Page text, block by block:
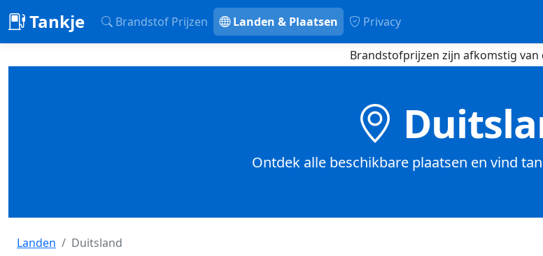
Tankje Brandstof Prijzen Landen & Plaatsen Privacy
Brandstofprijzen zijn afkomstig van
Ontdek alle beschikbare plaatsen en vind
Landen Duitsland